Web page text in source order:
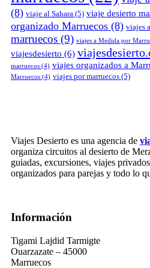
(8) viaje al Sahara (5) viaje desierto
organizado Marruecos (8) viajes
marruecos (9) viajes a Medida por
viajesdesierto (6)
marruecos (4) viajes organizados a
Marruecos (4) viajes por marruecos (5)
Viajes Desierto es una agencia de
organiza circuitos al desierto de
guiadas, excursiones, viajes
organizados para parejas y todo lo
Información
Tigami Lajdid Tarmigte
Ouarzazate – 45000
Marruecos